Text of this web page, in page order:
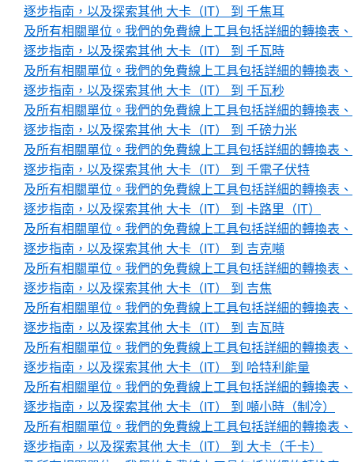
逐步指南，以及探索其他 大卡（IT） 到 千焦耳
及所有相關單位。我們的免費線上工具包括詳細的轉換表、
逐步指南，以及探索其他 大卡（IT） 到 千瓦時
及所有相關單位。我們的免費線上工具包括詳細的轉換表、
逐步指南，以及探索其他 大卡（IT） 到 千瓦秒
及所有相關單位。我們的免費線上工具包括詳細的轉換表、
逐步指南，以及探索其他 大卡（IT） 到 千磅力米
及所有相關單位。我們的免費線上工具包括詳細的轉換表、
逐步指南，以及探索其他 大卡（IT） 到 千電子伏特
及所有相關單位。我們的免費線上工具包括詳細的轉換表、
逐步指南，以及探索其他 大卡（IT） 到 卡路里（IT）
及所有相關單位。我們的免費線上工具包括詳細的轉換表、
逐步指南，以及探索其他 大卡（IT） 到 吉克噸
及所有相關單位。我們的免費線上工具包括詳細的轉換表、
逐步指南，以及探索其他 大卡（IT） 到 吉焦
及所有相關單位。我們的免費線上工具包括詳細的轉換表、
逐步指南，以及探索其他 大卡（IT） 到 吉瓦時
及所有相關單位。我們的免費線上工具包括詳細的轉換表、
逐步指南，以及探索其他 大卡（IT） 到 哈特利能量
及所有相關單位。我們的免費線上工具包括詳細的轉換表、
逐步指南，以及探索其他 大卡（IT） 到 噸小時（制冷）
及所有相關單位。我們的免費線上工具包括詳細的轉換表、
逐步指南，以及探索其他 大卡（IT） 到 大卡（千卡）